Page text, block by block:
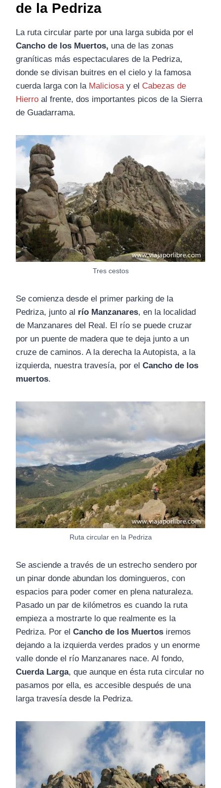
de la Pedriza
La ruta circular parte por una larga subida por el
Cancho de los Muertos, una de las zonas
graníticas más espectaculares de la Pedriza,
donde se divisan buitres en el cielo y la famosa
cuerda larga con la Maliciosay el Cabezas de
Hierro al frente, dos importantes picos de la Sierra
de Guadarrama.
Tres cestos
Se comienza desde el primer parking de la
Pedriza, junto al río Manzanares, en la localidad
de Manzanares del Real. El río se puede cruzar
por un puente de madera que te deja junto a un
cruze de caminos. A la derecha la Autopista, a la
izquierda, nuestra travesía, por el Cancho de los
muertos.
Ruta circular en la Pedriza
Se asciende a través de un estrecho sendero por
un pinar donde abundan los domingueros, con
espacios para poder comer en plena naturaleza.
Pasado un par de kilómetros es cuando la ruta
empieza a mostrarte lo que realmente es la
Pedriza. Por el Cancho de los Muertos iremos
dejando a la izquierda verdes prados y un enorme
valle donde el río Manzanares nace. Al fondo,
Cuerda Larga, que aunque en ésta ruta circular no
pasamos por ella, es accesible después de una
larga travesía desde la Pedriza.